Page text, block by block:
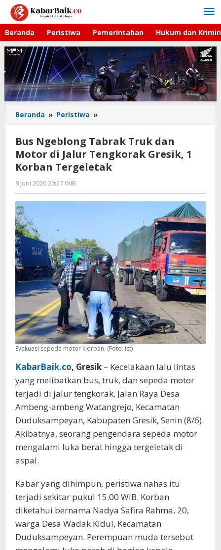
Lewati
konten
Beranda Peristiwa Pemerintahan Hukum dan
Beranda » Peristiwa »
Ngeblong
Tabrak
Truk
dan
Motor
Tergeletak
Bus Ngeblong Tabrak Truk dan
Motor di Jalur Tengkorak Gresik, 1
Korban Tergeletak
8 Juni 2026 20:27 WIB
Andika
DP
Evakuasi sepeda motor kiorban. (Foto: Ist)
KabarBaik.co, Gresik – Kecelakaan lalu lintas
yang melibatkan bus, truk, dan sepeda motor
terjadi di jalur tengkorak, Jalan Raya Desa
Ambeng-ambeng Watangrejo, Kecamatan
Duduksampeyan, Kabupaten Gresik, Senin (8/6).
Akibatnya, seorang pengendara sepeda motor
mengalami luka berat hingga tergeletak di
aspal.
Kabar yang dihimpun, peristiwa nahas itu
terjadi sekitar pukul 15.00 WIB. Korban
diketahui bernama Nadya Safira Rahma, 20,
warga Desa Wadak Kidul, Kecamatan
Duduksampeyan. Perempuan muda tersebut